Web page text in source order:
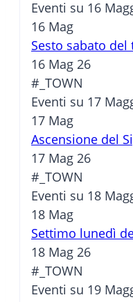
Eventi su 16
16 Mag
Sesto sabato
16 Mag 26
#_TOWN
Eventi su 17
17 Mag
Ascensione del
17 Mag 26
#_TOWN
Eventi su 18
18 Mag
Settimo lunedì
18 Mag 26
#_TOWN
Eventi su 19